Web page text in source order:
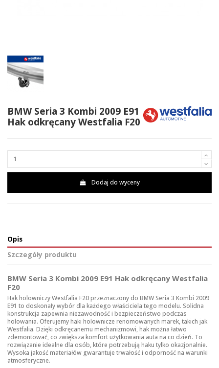
BMW Seria 3 Kombi 2009 E91
Hak odkręcany Westfalia F20
Dodaj do wyceny
Opis
Szczegóły produktu
BMW Seria 3 Kombi 2009 E91 Hak odkręcany Westfalia
F20
Hak holowniczy Westfalia F20 przeznaczony do BMW Seria 3 Kombi 2009
E91 to doskonały wybór dla każdego właściciela tego modelu. Solidna
konstrukcja zapewnia niezawodność i bezpieczeństwo podczas
holowania. Oferujemyhaki holownicze renomowanych marek, takich jak
Westfalia. Dzięki odkręcanemu mechanizmowi, hak można łatwo
zdemontować, co zwiększa komfort użytkowania auta na co dzień. To
rozwiązanie idealne dla osób, które potrzebują haku tylko okazjonalnie.
Wysoka jakość materiałów gwarantuje trwałość i odporność na warunki
atmosferyczne.